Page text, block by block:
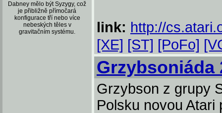
Dabney mělo být Syzygy, což
je přibližně přímočará
konfigurace tří nebo více
nebeských těles v
gravitačním systému.
link: http://
[XE] [ST] [PoFo]
Grzybsoniáda
Grzybson z grupy
Polsku novou